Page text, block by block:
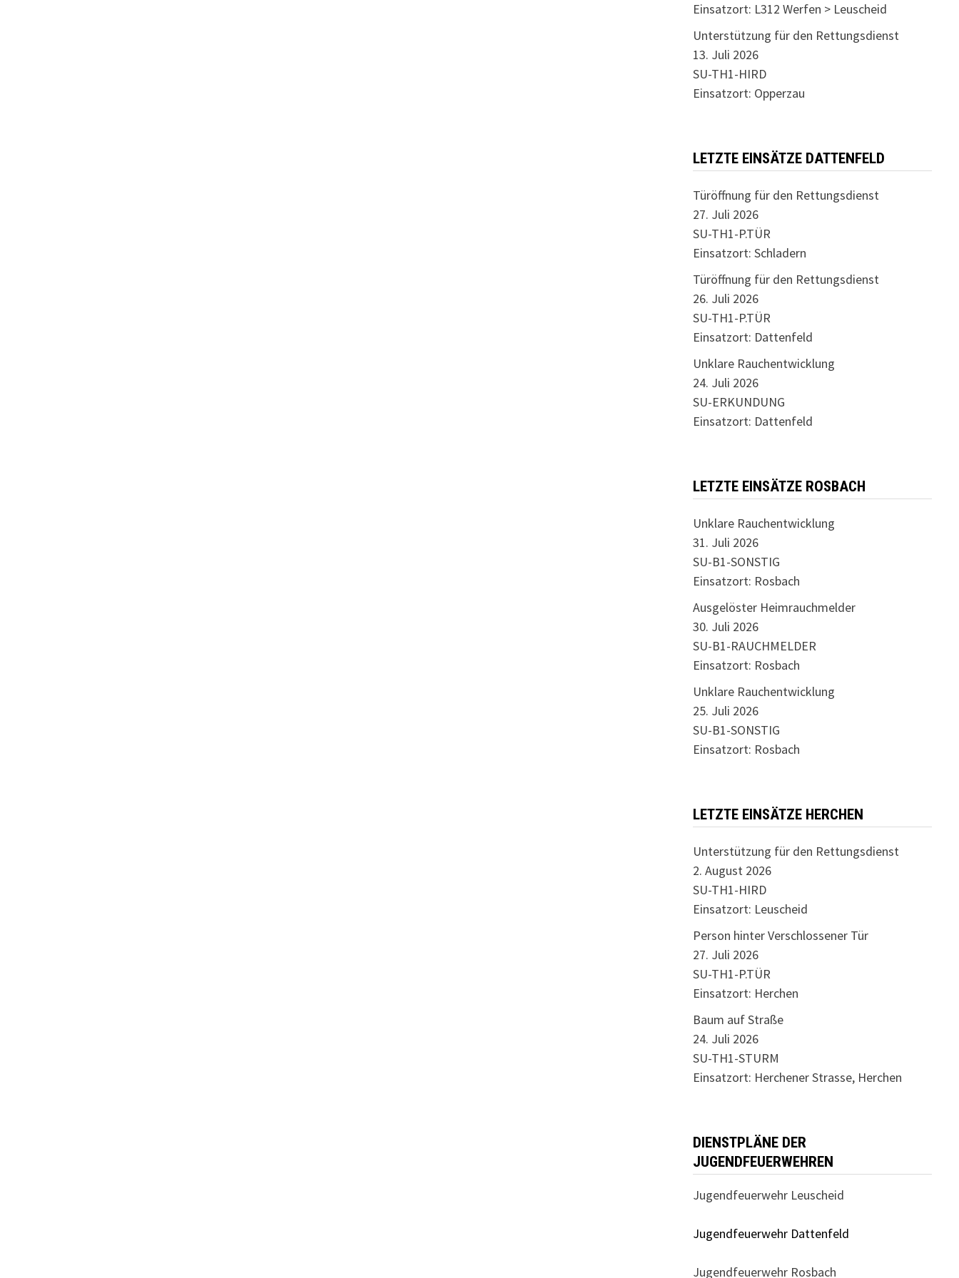
Einsatzort: L312 Werfen > Leuscheid
Unterstützung für den Rettungsdienst
13. Juli 2026
SU-TH1-HIRD
Einsatzort: Opperzau
LETZTE EINSÄTZE DATTENFELD
Türöffnung für den Rettungsdienst
27. Juli 2026
SU-TH1-P.TÜR
Einsatzort: Schladern
Türöffnung für den Rettungsdienst
26. Juli 2026
SU-TH1-P.TÜR
Einsatzort: Dattenfeld
Unklare Rauchentwicklung
24. Juli 2026
SU-ERKUNDUNG
Einsatzort: Dattenfeld
LETZTE EINSÄTZE ROSBACH
Unklare Rauchentwicklung
31. Juli 2026
SU-B1-SONSTIG
Einsatzort: Rosbach
Ausgelöster Heimrauchmelder
30. Juli 2026
SU-B1-RAUCHMELDER
Einsatzort: Rosbach
Unklare Rauchentwicklung
25. Juli 2026
SU-B1-SONSTIG
Einsatzort: Rosbach
LETZTE EINSÄTZE HERCHEN
Unterstützung für den Rettungsdienst
2. August 2026
SU-TH1-HIRD
Einsatzort: Leuscheid
Person hinter Verschlossener Tür
27. Juli 2026
SU-TH1-P.TÜR
Einsatzort: Herchen
Baum auf Straße
24. Juli 2026
SU-TH1-STURM
Einsatzort: Herchener Strasse, Herchen
DIENSTPLÄNE DER
JUGENDFEUERWEHREN
Jugendfeuerwehr Leuscheid
Jugendfeuerwehr Dattenfeld
Jugendfeuerwehr Rosbach